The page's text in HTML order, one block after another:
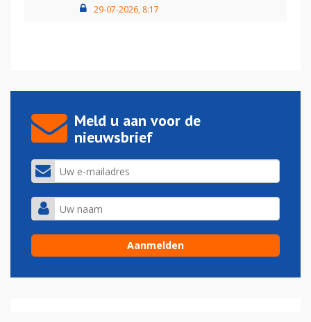
29-07-2026, 8:17
Meld u aan voor de
nieuwsbrief